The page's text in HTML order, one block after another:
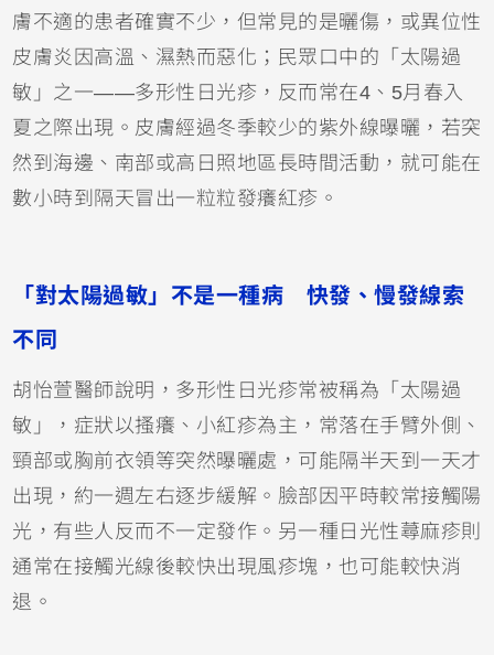
膚不適的患者確實不少，但常見的是曬傷，或異位性
皮膚炎 因高溫、濕熱而惡化；民眾口中的「太陽過
敏」之一——多形性日光疹，反而常在4、5月春入
夏之際出現。皮膚經過冬季較少的紫外線曝曬，若突
然到海邊、南部或高日照地區長時間活動，就可能在
數小時到隔天冒出一粒粒發癢紅疹。
「對太陽過敏」不是一種病 快發、慢發線索
不同
胡怡萱醫師說明，多形性日光疹常被稱為「太陽過
敏」，症狀以搔癢、小紅疹為主，常落在手臂外側、
頸部或胸前衣領等突然曝曬處，可能隔半天到一天才
出現，約一週左右逐步緩解。臉部因平時較常接觸陽
光，有些人反而不一定發作。另一種日光性蕁麻疹則
通常在接觸光線後較快出現風疹塊，也可能較快消
退。